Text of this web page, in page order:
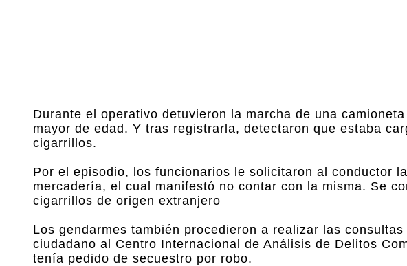
Durante el operativo detuvieron la marcha de una
mayor de edad. Y tras registrarla, detectaron que estaba
cigarrillos.
Por el episodio, los funcionarios le solicitaron al conductor
mercadería, el cual manifestó no contar con la misma. Se
cigarrillos de origen extranjero
Los gendarmes también procedieron a realizar las
ciudadano al Centro Internacional de Análisis de Delitos
tenía pedido de secuestro por robo.